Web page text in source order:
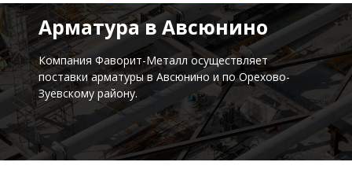
Арматура в Авсюнино
Компания Фаворит-Металл осуществляет
поставкиарматуры в Авсюнино и по Орехово-
Зуевскому району.